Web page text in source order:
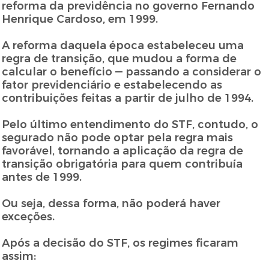
reforma da previdência no governo Fernando
Henrique Cardoso, em 1999.
A reforma daquela época estabeleceu uma
regra de transição, que mudou a forma de
calcular o benefício — passando a considerar o
fator previdenciário e estabelecendo as
contribuições feitas a partir de julho de 1994.
Pelo último entendimento do STF, contudo, o
segurado não pode optar pela regra mais
favorável, tornando a aplicação da regra de
transição obrigatória para quem contribuía
antes de 1999.
Ou seja, dessa forma, não poderá haver
exceções.
Após a decisão do STF, os regimes ficaram
assim: